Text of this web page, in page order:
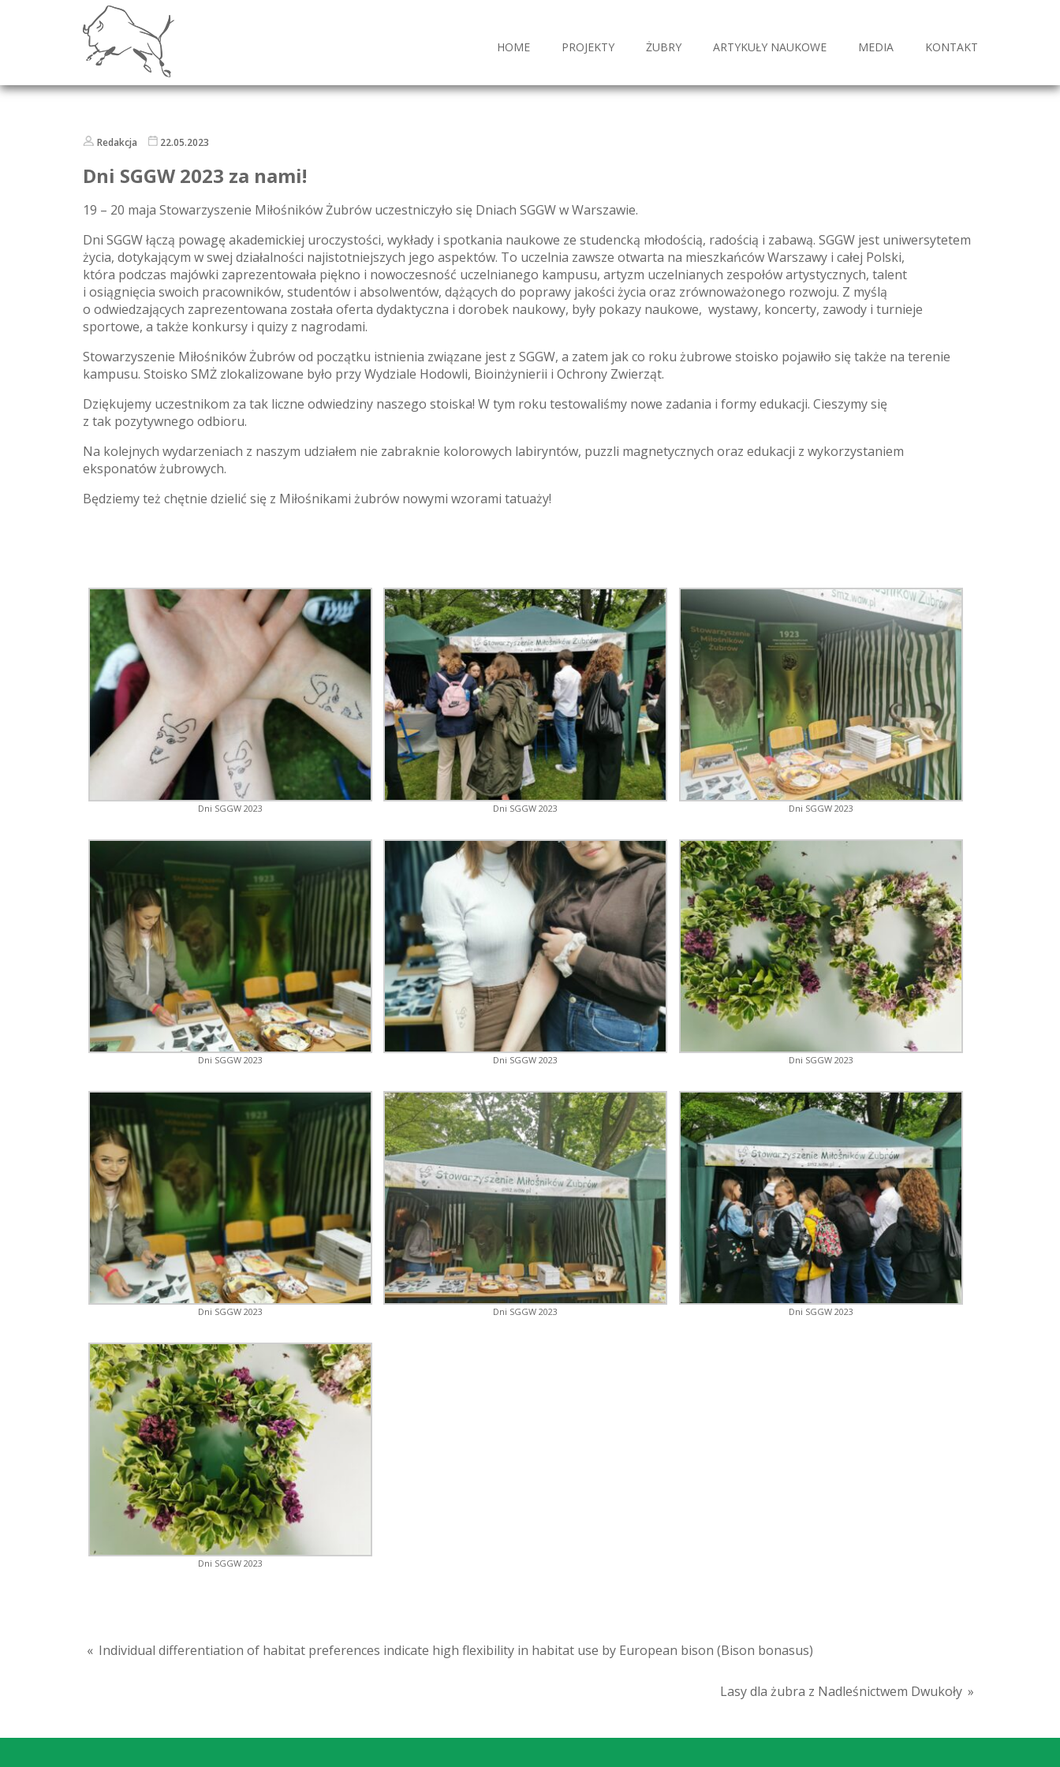
HOME PROJEKTY ŻUBRY ARTYKUŁY NAUKOWE MEDIA KONTAKT
Redakcja 22.05.2023
Dni SGGW 2023 za nami!
19 – 20 maja Stowarzyszenie Miłośników Żubrów uczestniczyło się Dniach SGGW w Warszawie.
Dni SGGW łączą powagę akademickiej uroczystości, wykłady i spotkania naukowe ze studencką młodością, radością i zabawą. SGGW jest uniwersytetem
życia, dotykającym w swej działalności najistotniejszych jego aspektów. To uczelnia zawsze otwarta na mieszkańców Warszawy i całej Polski,
która podczas majówki zaprezentowała piękno i nowoczesność uczelnianego kampusu, artyzm uczelnianych zespołów artystycznych, talent
i osiągnięcia swoich pracowników, studentów i absolwentów, dążących do poprawy jakości życia oraz zrównoważonego rozwoju. Z myślą
o odwiedzających zaprezentowana została oferta dydaktyczna i dorobek naukowy, były pokazy naukowe, wystawy, koncerty, zawody i turnieje
sportowe, a także konkursy i quizy z nagrodami.
Stowarzyszenie Miłośników Żubrów od początku istnienia związane jest z SGGW, a zatem jak co roku żubrowe stoisko pojawiło się także na terenie
kampusu. Stoisko SMŻ zlokalizowane było przy Wydziale Hodowli, Bioinżynierii i Ochrony Zwierząt.
Dziękujemy uczestnikom za tak liczne odwiedziny naszego stoiska! W tym roku testowaliśmy nowe zadania i formy edukacji. Cieszymy się
z tak pozytywnego odbioru.
Na kolejnych wydarzeniach z naszym udziałem nie zabraknie kolorowych labiryntów, puzzli magnetycznych oraz edukacji z wykorzystaniem
eksponatów żubrowych.
Będziemy też chętnie dzielić się z Miłośnikami żubrów nowymi wzorami tatuaży!
Dni SGGW 2023 Dni SGGW 2023 Dni SGGW 2023
Dni SGGW 2023 Dni SGGW 2023 Dni SGGW 2023
Dni SGGW 2023 Dni SGGW 2023 Dni SGGW 2023
Dni SGGW 2023
« Individual differentiation of habitat preferences indicate high flexibility in habitat use by European bison (Bison bonasus)
Lasy dla żubra z Nadleśnictwem Dwukoły »